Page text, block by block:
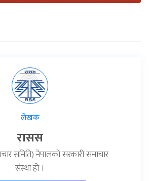
लेखक
रासस
समिति) नेपालको सरकारी समाचार
संस्था हो ।